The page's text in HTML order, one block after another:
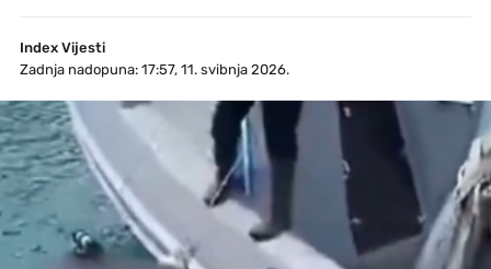
Index Vijesti
Zadnja nadopuna: 17:57, 11. svibnja 2026.